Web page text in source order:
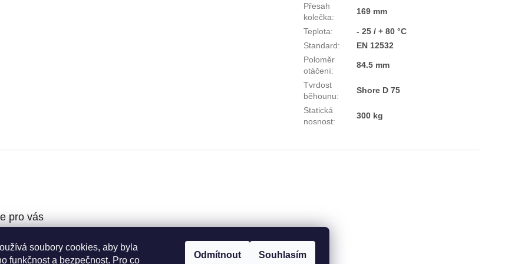
soubory cookies, aby byla
funkčnost a bezpečnost. Pro co
Odmítnout Souhlasím
Přesah
kolečka:
169 mm
Teplota:
- 25 / + 80 °C
Standard:
EN 12532
Poloměr
otáčení:
84.5 mm
Tvrdost
běhounu:
Shore D 75
Statická
nosnost:
300 kg
pro vás